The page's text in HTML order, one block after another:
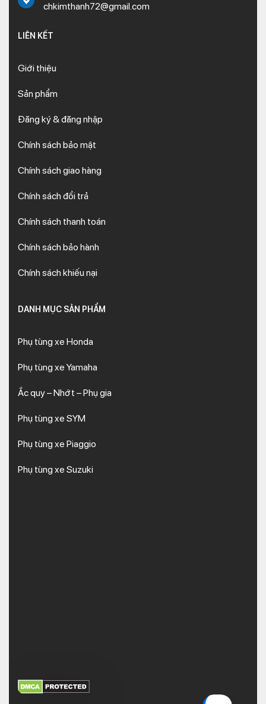
chkimthanh72@gmail.com
LIÊN KẾT
Giới thiệu
Sản phẩm
Đăng ký & đăng nhập
Chính sách bảo mật
Chính sách giao hàng
Chính sách đổi trả
Chính sách thanh toán
Chính sách bảo hành
Chính sách khiếu nại
DANH MỤC SẢN PHẨM
Phụ tùng xe Honda
Phụ tùng xe Yamaha
Ắc quy – Nhớt – Phụ gia
Phụ tùng xe SYM
Phụ tùng xe Piaggio
Phụ tùng xe Suzuki
XEM THÊM